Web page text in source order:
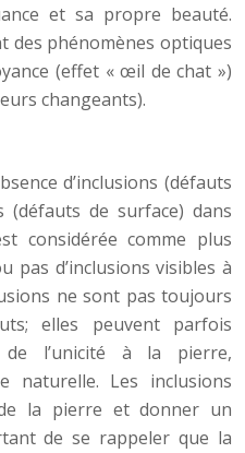
et sa propre beauté.
des phénomènes optiques
(effet « œil de chat »)
changeants).
d’inclusions (défauts
(défauts de surface) dans
considérée comme plus
pas d’inclusions visibles à
ne sont pas toujours
elles peuvent parfois
l’unicité à la pierre,
naturelle. Les inclusions
la pierre et donner un
de se rappeler que la